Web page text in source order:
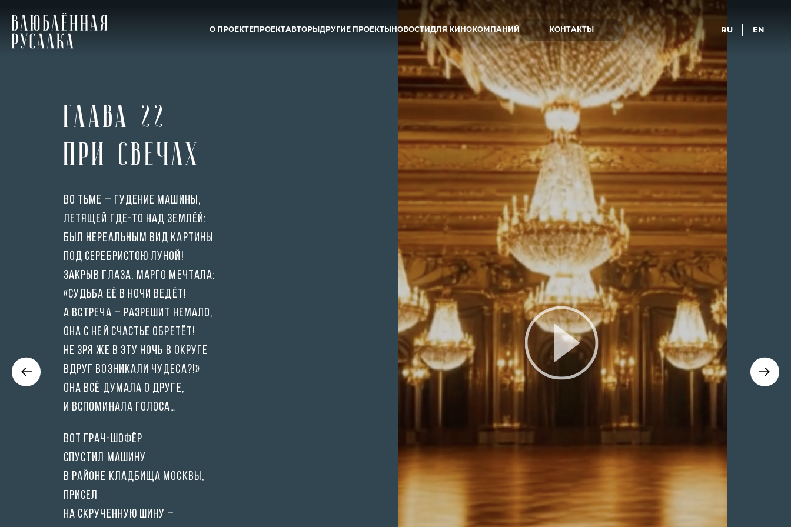
RU EN
О ПРОЕКТЕ ПРОЕКТАВТОРЫДРУГИЕ ПРОЕКТЫ НОВОСТИДЛЯ КИНОКОМПАНИЙ КОНТАКТЫ
Глава 22
При свечах
Во тьме – гудение машины,
летящей где-то над землёй:
был нереальным вид картины
под серебристою луной!
Закрыв глаза, маргО мечтАла:
«Судьба её в ночИ ведёт!
А встреча – разрешит немАло,
она с ней счастье обретёт!
Не зря же в эту ночь в окрУге
вдруг возникали чудеса?!»
Она всё думала о дрУге,
и вспоминала голосА…
Вот грач-шофёр
спустил машину
в районе кладбища Москвы,
присел
на скрученную шину –